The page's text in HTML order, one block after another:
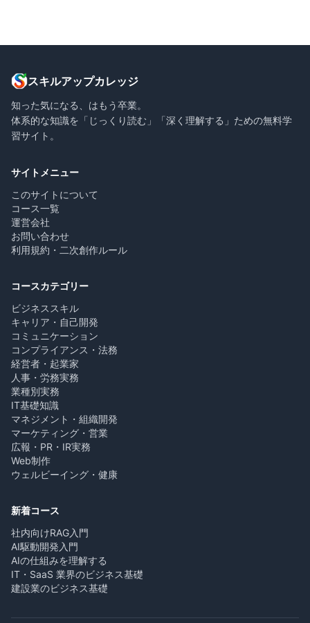
スキルアップカレッジ
知った気になる、はもう卒業。
体系的な知識を「じっくり読む」「深く理解する」ための無料学
習サイト。
サイトメニュー
このサイトについて
コース一覧
運営会社
お問い合わせ
利用規約・二次創作ルール
コースカテゴリー
ビジネススキル
キャリア・自己開発
コミュニケーション
コンプライアンス・法務
経営者・起業家
人事・労務実務
業種別実務
IT基礎知識
マネジメント・組織開発
マーケティング・営業
広報・PR・IR実務
Web制作
ウェルビーイング・健康
新着コース
社内向けRAG入門
AI駆動開発入門
AIの仕組みを理解する
IT・SaaS 業界のビジネス基礎
建設業のビジネス基礎